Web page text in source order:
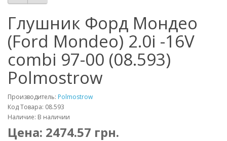
Глушник Форд Мондео
(Ford Mondeo) 2.0i -16V
combi 97-00 (08.593)
Polmostrow
Производитель: Polmostrow
Код Товара: 08.593
Наличие: В наличии
Цена: 2474.57 грн.